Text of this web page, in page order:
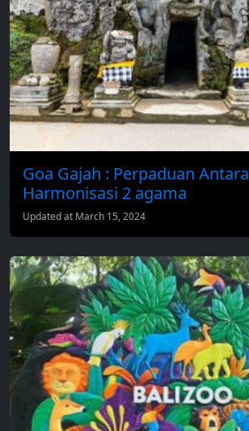
Goa Gajah : Perpaduan Antara
Harmonisasi 2 agama
Updated at March 15, 2024